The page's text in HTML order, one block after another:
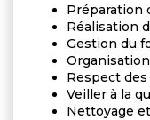
Préparation
Réalisation
Gestion du
Respect
Veiller à la
Nettoyage